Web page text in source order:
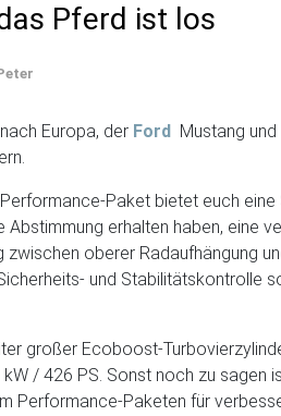
Pferd ist los
Europa, der Ford Mustang
Paket bietet euch
erhalten haben, eine
zwischen oberer Radaufhängung
und Stabilitätskontrolle
großer Ecoboost-
/ 426 PS. Sonst noch zu sagen
Performance-Paketen für